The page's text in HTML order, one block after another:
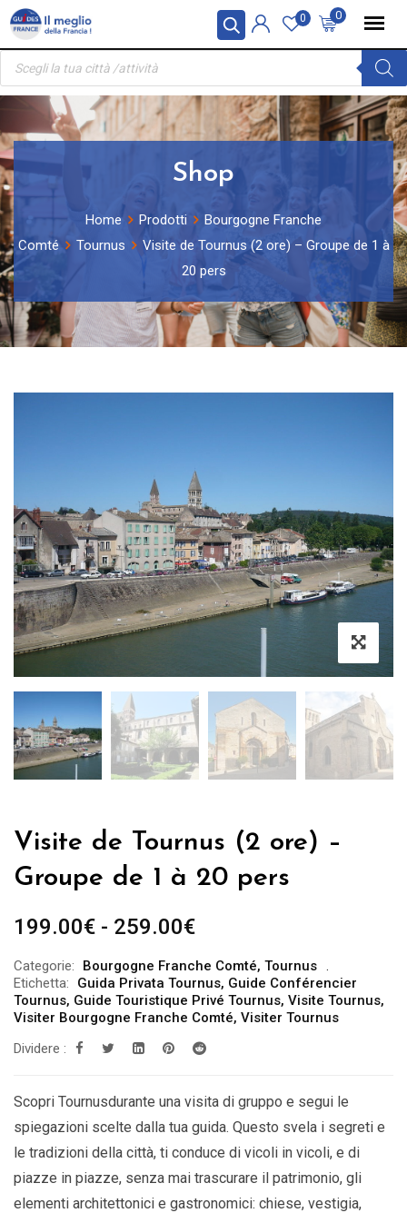
Pannello di gestione dei cookies
Skip
content
0
0
Ricerca
prodotti
Shop
Home Prodotti
Bourgogne Franche
Comté
Tournus
Visite de Tournus (2 ore) – Groupe de 1 à
20 pers
Visite de Tournus (2 ore) –
Groupe de 1 à 20 pers
199.00€ - 259.00€Fascia
prezzo:
da
199.00€
a
Categorie: Bourgogne Franche Comté, Tournus
Etichetta:
Guida Privata Tournus, Guide Conférencier
Tournus, Guide Touristique Privé Tournus, Visite Tournus,
Visiter Bourgogne Franche Comté, Visiter Tournus
Dividere :
Scopri Tournusdurante una visita di gruppo e segui le
spiegazioni scelte dalla tua guida. Questo svela i segreti e
le tradizioni della città, ti conduce di vicoli in vicoli, e di
piazze in piazze, senza mai trascurare il patrimonio, gli
elementi architettonici e gastronomici: chiese, vestigia,